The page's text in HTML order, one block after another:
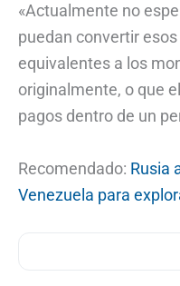
«Actualmente no
puedan convertir
equivalentes a los
originalmente, o que
pagos dentro de un
Recomendado: Rusia
Venezuela para